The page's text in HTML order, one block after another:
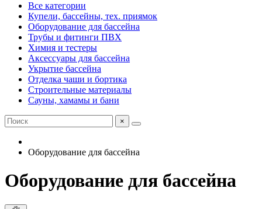
Все категории
Купели, бассейны, тех. приямок
Оборудование для бассейна
Трубы и фитинги ПВХ
Химия и тестеры
Аксессуары для бассейна
Укрытие бассейна
Отделка чаши и бортика
Строительные материалы
Сауны, хамамы и бани
×
Оборудование для бассейна
Оборудование для бассейна